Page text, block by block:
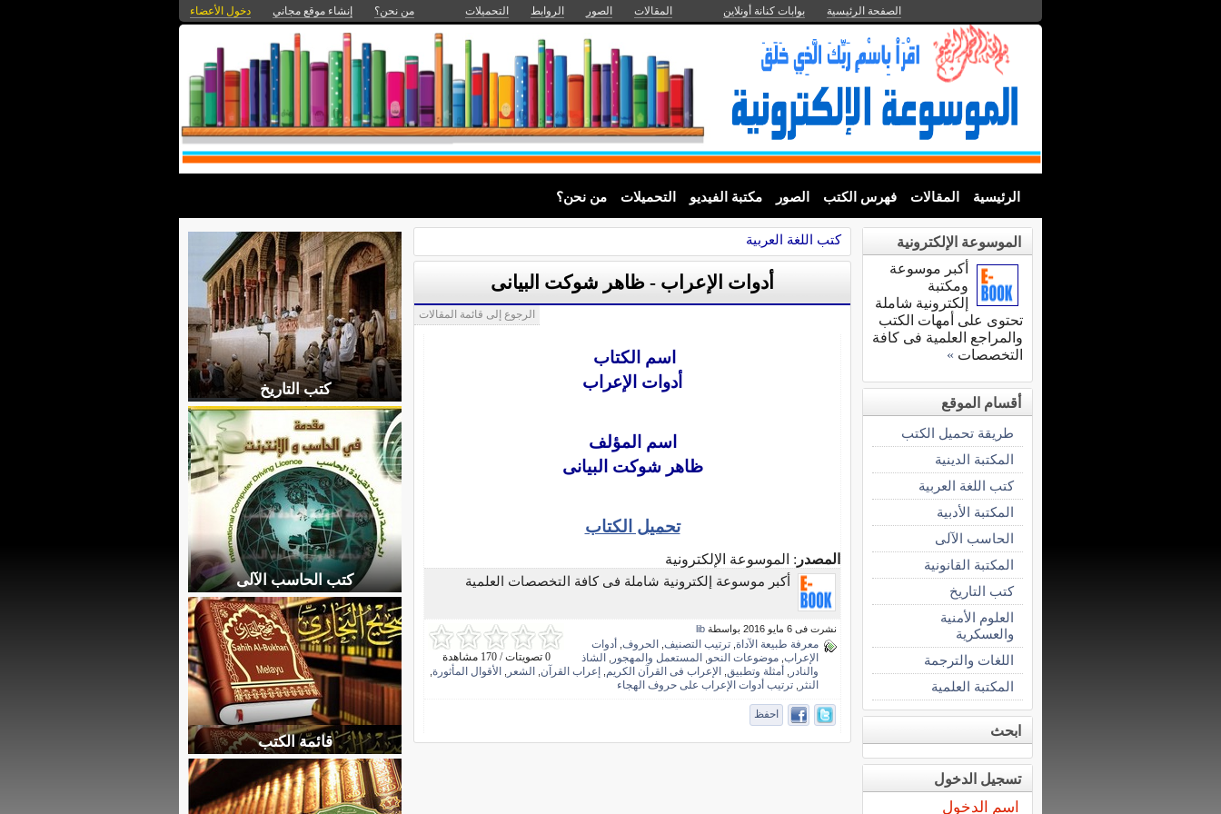
الصفحة الرئيسية بوابات كنانة أونلاين المقالات الصور الروابط التحميلات من نحن؟ إنشاء موقع مجاني دخول الأعضاء
الرئيسية المقالات فهرس الكتب الصور مكتبة الفيديو التحميلات من نحن؟
كتب اللغة العربية
أدوات الإعراب - ظاهر شوكت البيانى
الرجوع إلى قائمة المقالات
اسم الكتاب
أدوات الإعراب
اسم المؤلف
ظاهر شوكت البيانى
تحميل الكتاب
المصدر : الموسوعة الإلكترونية
أكبر موسوعة إلكترونية شاملة فى كافة التخصصات العلمية
0 تصويتات / 170 مشاهدة
نشرت فى 6 مايو 2016 بواسطة lib
معرفة طبيعة الآداة ترتيب التصنيف الحروف
أدوات
الإعراب موضوعات النحو المستعمل والمهجور
الشاذ
والنادر
أمثلة وتطبيق الإعراب فى القرآن الكريم إعراب القرآن الشعر الأقوال المأثورة
النثر ترتيب أدوات الإعراب على حروف الهجاء
احفظ
الموسوعة الإلكترونية
أكبر موسوعة
ومكتبة
إلكترونية شاملة
تحتوى على أمهات الكتب
والمراجع العلمية فى كافة
التخصصات »
أقسام الموقع
طريقة تحميل الكتب
المكتبة الدينية
كتب اللغة العربية
المكتبة الأدبية
الحاسب الآلى
المكتبة القانونية
كتب التاريخ
العلوم الأمنية
والعسكرية
اللغات والترجمة
المكتبة العلمية
ابحث
تسجيل الدخول
اسم الدخول
كتب التاريخ
كتب الحاسب الآلى
قائمة الكتب